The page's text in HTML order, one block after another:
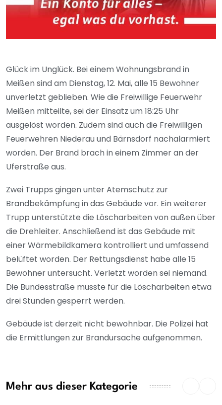
Glück im Unglück. Bei einem Wohnungsbrand in
Meißen sind am Dienstag, 12. Mai, alle 15 Bewohner
unverletzt geblieben. Wie die Freiwillige Feuerwehr
Meißen mitteilte, sei der Einsatz um 18:25 Uhr
ausgelöst worden. Zudem sind auch die Freiwilligen
Feuerwehren Niederau und Bärnsdorf nachalarmiert
worden. Der Brand brach in einem Zimmer an der
Uferstraße aus.
Zwei Trupps gingen unter Atemschutz zur
Brandbekämpfung in das Gebäude vor. Ein weiterer
Trupp unterstützte die Löscharbeiten von außen über
die Drehleiter. Anschließend ist das Gebäude mit
einer Wärmebildkamera kontrolliert und umfassend
belüftet worden. Der Rettungsdienst habe alle 15
Bewohner untersucht. Verletzt worden sei niemand.
Die Bundesstraße musste für die Löscharbeiten etwa
drei Stunden gesperrt werden.
Gebäude ist derzeit nicht bewohnbar. Die Polizei hat
die Ermittlungen zur Brandursache aufgenommen.
Mehr aus dieser Kategorie